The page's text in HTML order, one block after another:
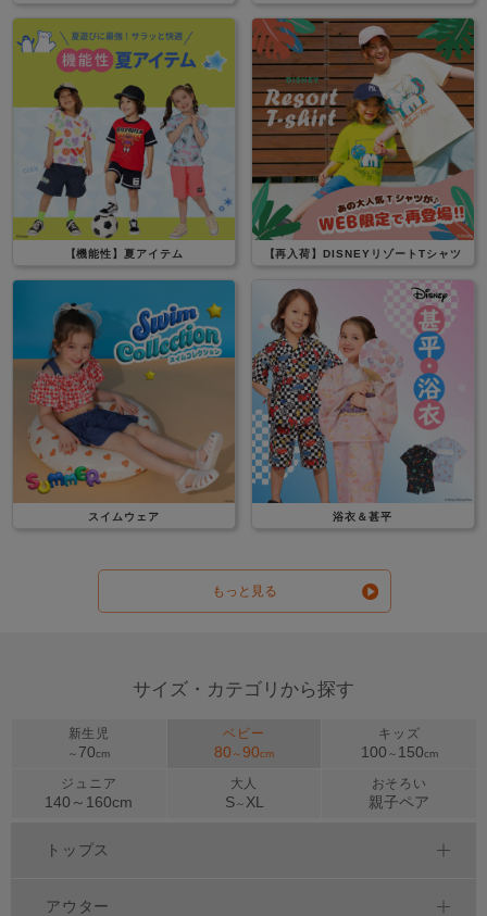
【機能性】夏アイテム 【再入荷】DISNEYリゾートTシャツ
スイムウェア 浴衣＆甚平
もっと見る
サイズ・カテゴリから探す
新生児
～ 70cm
ベビー
80 ～90cm
キッズ
100 ～ 150cm
ジュニア
140～ 160cm
大人
S～ XL
おそろい
親子ペア
トップス
アウター